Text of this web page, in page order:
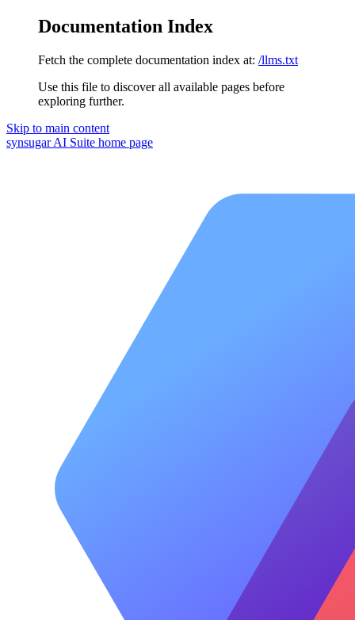
Documentation Index
Fetch the complete documentation index at: /llms.txt
Use this file to discover all available pages before
exploring further.
Skip to main content
synsugar AI Suite home page